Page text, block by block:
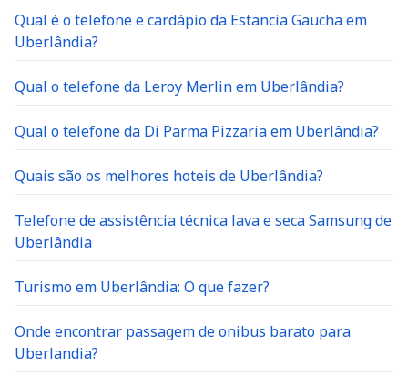
Qual é o telefone e cardápio da Estancia Gaucha em
Uberlândia?
Qual o telefone da Leroy Merlin em Uberlândia?
Qual o telefone da Di Parma Pizzaria em Uberlândia?
Quais são os melhores hoteis de Uberlândia?
Telefone de assistência técnica lava e seca Samsung de
Uberlândia
Turismo em Uberlândia: O que fazer?
Onde encontrar passagem de onibus barato para
Uberlandia?